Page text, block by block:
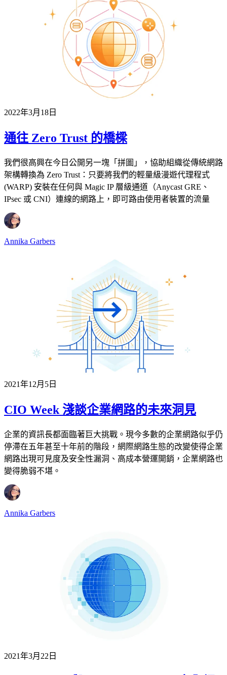
2022年3月18日
通往 Zero Trust 的橋樑
我們很高興在今日公開另一塊「拼圖」，協助組織從傳統網路
架構轉換為 Zero Trust：只要將我們的輕量級漫遊代理程式
(WARP) 安裝在任何與 Magic IP 層級通道（Anycast GRE、
IPsec 或 CNI）連線的網路上，即可路由使用者裝置的流量
Annika Garbers
2021年12月5日
CIO Week 淺談企業網路的未來洞見
企業的資訊長都面臨著巨大挑戰。現今多數的企業網路似乎仍
停滯在五年甚至十年前的階段，網際網路生態的改變使得企業
網路出現可見度及安全性漏洞、高成本營運開銷，企業網路也
變得脆弱不堪。
Annika Garbers
2021年3月22日